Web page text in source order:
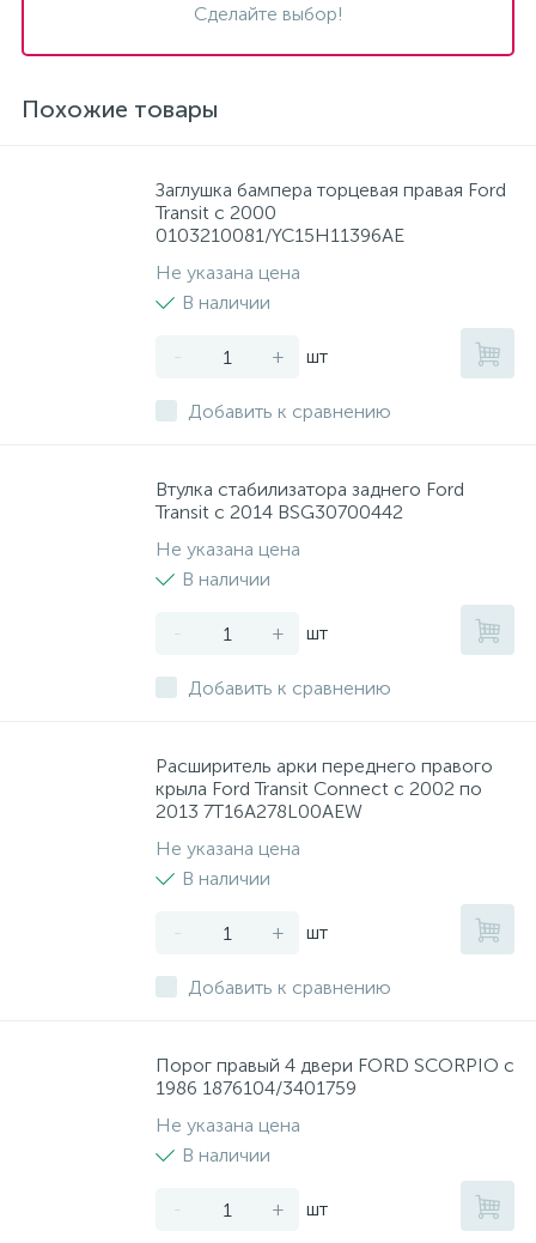
Сделайте выбор!
Похожие товары
Заглушка бампера торцевая правая Ford
Transit с 2000
0103210081/YC15H11396AE
Не указана цена
В наличии
- + шт
Добавить к сравнению
Втулка стабилизатора заднего Ford
Transit с 2014 BSG30700442
Не указана цена
В наличии
- + шт
Добавить к сравнению
Расширитель арки переднего правого
крыла Ford Transit Connect с 2002 по
2013 7T16A278L00AEW
Не указана цена
В наличии
- + шт
Добавить к сравнению
Порог правый 4 двери FORD SCORPIO с
1986 1876104/3401759
Не указана цена
В наличии
- + шт